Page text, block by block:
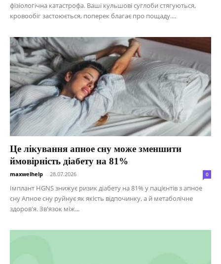
фізіологічна катастрофа. Ваші кульшові суглоби стягуються,
кровообіг застоюється, поперек благає про пощаду....
Це лікування апное сну може зменшити
ймовірність діабету на 81%
maxwelhelp - 28.07.2026 0
Імплант HGNS знижує ризик діабету на 81% у пацієнтів з апное
сну Апное сну руйнує як якість відпочинку, а й метаболічне
здоров'я. Зв'язок між...